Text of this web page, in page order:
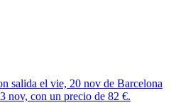
salida el vie, 20 nov de Barcelona
nov, con un precio de 82 €.